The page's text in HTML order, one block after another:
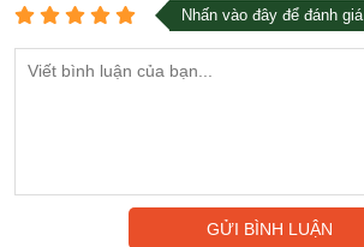
Nhấn vào đây để đánh giá
GỬI BÌNH LUẬN